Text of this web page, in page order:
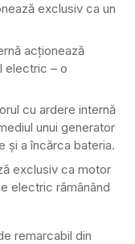
exclusiv ca un
acționează
electric – o
cu ardere internă
unui generator
și a încărca bateria.
exclusiv ca motor
electric rămânând
remarcabil din